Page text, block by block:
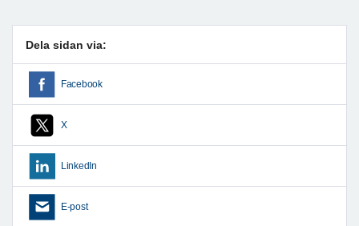
Dela sidan via:
Facebook
X
LinkedIn
E-post